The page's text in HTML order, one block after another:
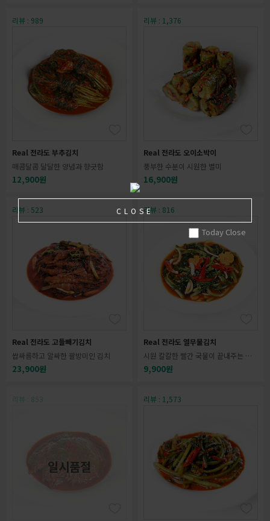
CLOSE
Today Close
리뷰 : 989
Real 전라도 부추김치
매콤달콤 달달한 양념과 향긋함
12,900원
리뷰 : 1,376
Real 전라도 오이소박이
풍부한 수분이 시원한 별미
16,900원
리뷰 : 523
Real 전라도 고들빼기김치
쌉싸름하고 알싸한 팔방미인 김치
23,900원
리뷰 : 816
Real 전라도 열무물김치
시원 칼칼한 빨간 국물이 끝내주는 물
김치
9,900원
리뷰 : 853
일시품절
리뷰 : 1,573